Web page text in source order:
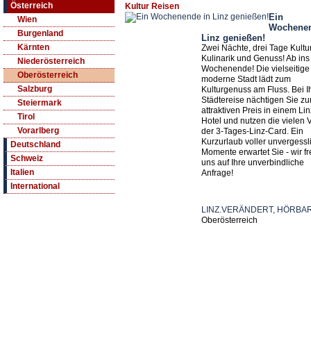
Österreich
Wien
Burgenland
Kärnten
Niederösterreich
Oberösterreich
Salzburg
Steiermark
Tirol
Vorarlberg
Deutschland
Schweiz
Italien
International
Kultur Reisen
Ein
Linz genießen!
Zwei Nächte, drei Tage
Kulinarik und Genuss! Ab
Wochenende! Die
moderne Stadt lädt zum
Kulturgenuss am Fluss. Bei
Städtereise nächtigen Sie
attraktiven Preis in einem
Hotel und nutzen die vielen
der 3-Tages-Linz-Card. Ein
Kurzurlaub voller
Momente erwartet Sie - wir
uns auf Ihre unverbindliche
Anfrage!
LINZ.VERÄNDERT,
Oberösterreich